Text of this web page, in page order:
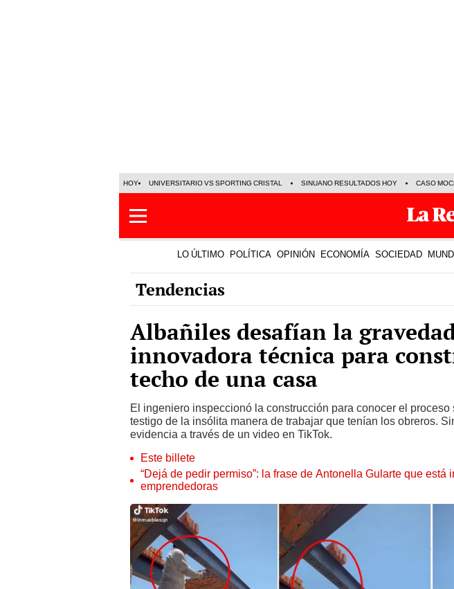
HOY UNIVERSITARIO VS SPORTING CRISTAL SINUANO RESULTADOS HOY CASO
LO ÚLTIMO POLÍTICA OPINIÓN ECONOMÍA SOCIEDAD
Tendencias
Albañiles desafían la
innovadora técnica para
techo de una casa
El ingeniero inspeccionó la construcción para conocer el
testigo de la insólita manera de trabajar que tenían los obreros.
evidencia a través de un video en TikTok.
Este billete
“Dejá de pedir permiso”: la frase de Antonella Gularte que está
emprendedoras